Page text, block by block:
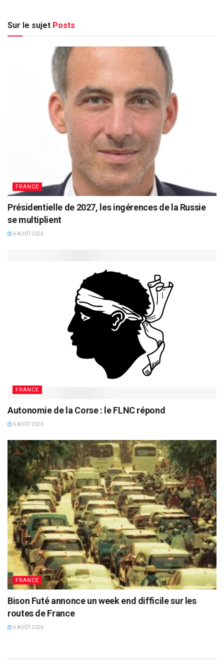
Sur le sujet Posts
FRANCE
Présidentielle de 2027, les ingérences de la Russie
se multiplient
6 AOÛT 2026
FRANCE
Autonomie de la Corse : le FLNC répond
6 AOÛT 2026
FRANCE
Bison Futé annonce un week end difficile sur les
routes de France
6 AOÛT 2026